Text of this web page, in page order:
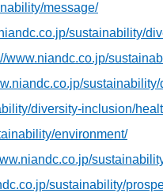
message/
sustainability/
www.niandc.co.jp/
diversity-inclusion/
environment/
sustainability/